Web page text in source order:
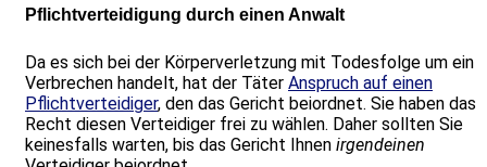
Pflichtverteidigung durch einen Anwalt
Da es sich bei der Körperverletzung mit Todesfolge um ein
Verbrechen handelt, hat der Täter Anspruch auf einen
Pflichtverteidiger, den das Gericht beiordnet. Sie haben das
Recht diesen Verteidiger frei zu wählen. Daher sollten Sie
keinesfalls warten, bis das Gericht Ihnen irgendeinen